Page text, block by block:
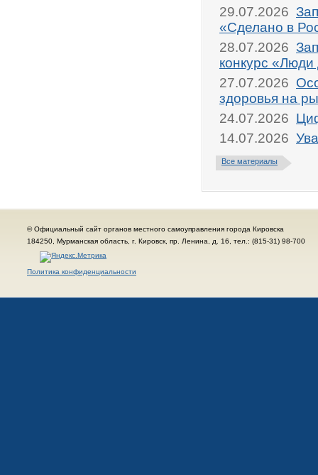
29.07.2026
«Сделано в
28.07.2026
конкурс
27.07.2026
здоровья на
24.07.2026
14.07.2026
Все материалы
© Официальный сайт органов местного самоуправления города Кировска
184250, Мурманская область, г. Кировск, пр. Ленина, д. 16, тел.: (815-31) 98-700
Политика конфиденциальности